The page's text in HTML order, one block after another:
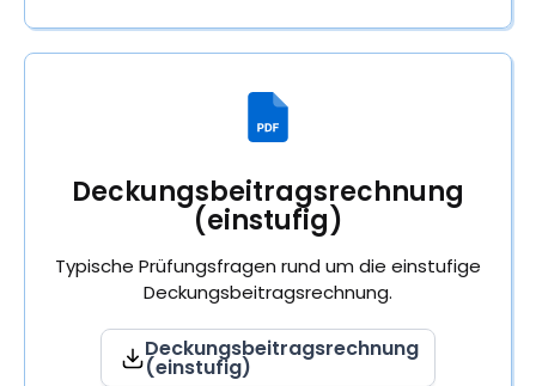
Deckungsbeitragsrechnung
(einstufig)
Typische Prüfungsfragen rund um die einstufige
Deckungsbeitragsrechnung.
Deckungsbeitragsrechnung
(einstufig)